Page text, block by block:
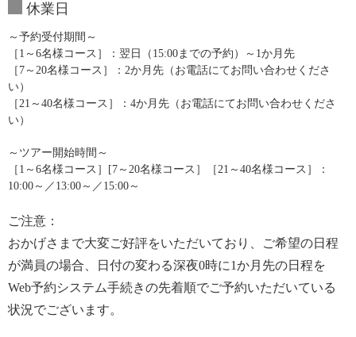
休業日
～予約受付期間～
［1～6名様コース］：翌日（15:00までの予約）～1か月先
［7～20名様コース］：2か月先（お電話にてお問い合わせくださ
い）
［21～40名様コース］：4か月先（お電話にてお問い合わせくださ
い）
～ツアー開始時間～
［1～6名様コース］[7～20名様コース］［21～40名様コース］：
10:00～／13:00～／15:00～
ご注意：
おかげさまで大変ご好評をいただいており、ご希望の日程
が満員の場合、日付の変わる深夜0時に1か月先の日程を
Web予約システム手続きの先着順でご予約いただいている
状況でございます。